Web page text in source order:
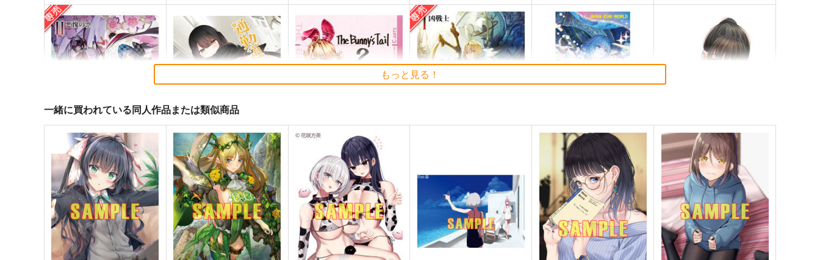
黒白のアヴェスター 2
神座万象・第十四機関
専売 2,178円（税込）
オリジナル
通勤道中であの娘がぱんつを
見せてくる本13
嘘つき屋
662円（税込）
オリジナル
まぐ太ノート16冊
目 The Bunny's Tail 2
C-ARTS
1,430円（税込）
オリジナル
黒白のアヴェスター 1
神座万象・第十四機関
2,178円（税込）
オリジナル
藤ちょこ「星の記憶と巡り合
う」絵師100人展 16 大阪
展 前売り券
産経新聞社
1,300円（税込）
オリジナル
今日の一枚 2026年 Vol.1
WhitePlanter
1,320円（税込）
オリジナル
もっと見る！
一緒に買われている同人作品または類似商品